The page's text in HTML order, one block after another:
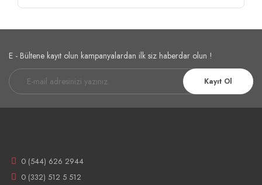
E - Bültene kayıt olun kampanyalardan ilk siz haberdar olun !
Kayıt Ol
0 (544) 626 2944
0 (332) 512 5 512